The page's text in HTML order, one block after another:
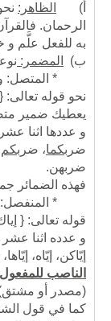
أ‌)
الظاهر:
الرحمان.
به للفعل علَّم و
ب‌)
المضمر:
* المتصل: و هو
نحو قوله
يعطيك ضمير
و عددها اثنا
ضربكما، ضربكم
ضربهن.
فهذه الضمائر
* المنفصل: و
قوله تعالى: {
و عدده اثنا عشر و
إيّاكن، إيّاه،
الناصب
(مصدر أو
كما في قول